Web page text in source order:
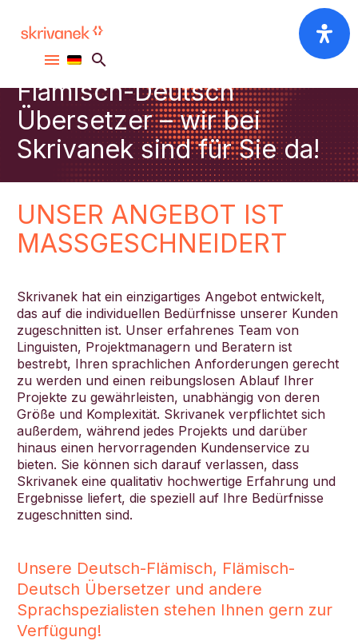
Deutsch
Flämisch-Deutsch
Übersetzer – wir bei
Skrivanek sind für Sie da!
UNSER ANGEBOT IST
MASSGESCHNEIDERT
Skrivanek hat ein einzigartiges Angebot entwickelt,
das auf die individuellen Bedürfnisse unserer Kunden
zugeschnitten ist. Unser erfahrenes Team von
Linguisten, Projektmanagern und Beratern ist
bestrebt, Ihren sprachlichen Anforderungen gerecht
zu werden und einen reibungslosen Ablauf Ihrer
Projekte zu gewährleisten, unabhängig von deren
Größe und Komplexität. Skrivanek verpflichtet sich
außerdem, während jedes Projekts und darüber
hinaus einen hervorragenden Kundenservice zu
bieten. Sie können sich darauf verlassen, dass
Skrivanek eine qualitativ hochwertige Erfahrung und
Ergebnisse liefert, die speziell auf Ihre Bedürfnisse
zugeschnitten sind.
Unsere Deutsch-Flämisch, Flämisch-
Deutsch Übersetzer und andere
Sprachspezialisten stehen Ihnen gern zur
Verfügung!